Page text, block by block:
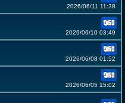
2026/06/11 11:38
2026/06/10 03:49
2026/06/08 01:52
2026/06/05 15:02